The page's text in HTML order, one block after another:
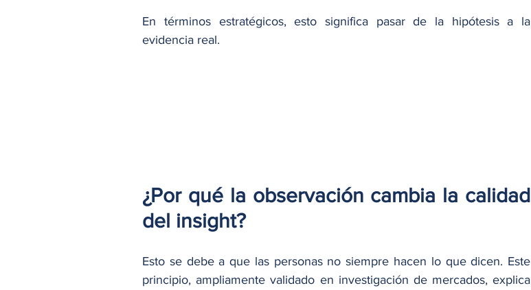
En términos estratégicos, esto significa pasar de la hipótesis a la
evidencia real.
¿Por qué la observación cambia la calidad
del insight?
Esto se debe a que las personas no siempre hacen lo que dicen. Este
principio, ampliamente validado en investigación de mercados, explica